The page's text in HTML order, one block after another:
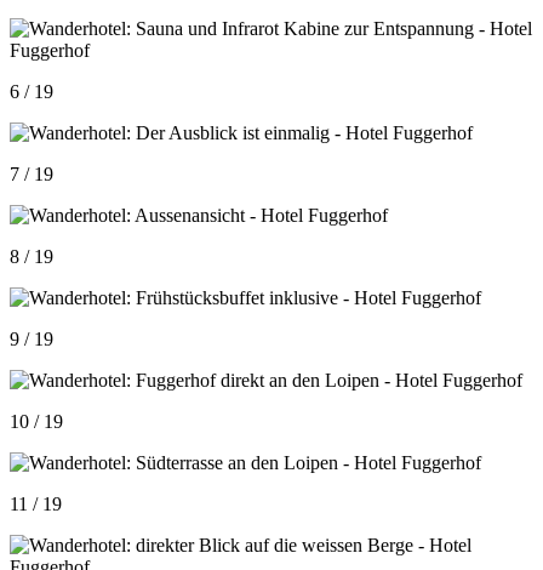
6 / 19
7 / 19
8 / 19
9 / 19
10 / 19
11 / 19